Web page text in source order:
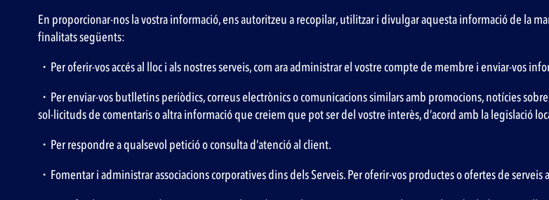
En proporcionar-nos la vostra informació, ens autoritzeu a recopilar, utilitzar i divulgar aquesta informació de la
finalitats següents:
・Per oferir-vos accés al lloc i als nostres serveis, com ara administrar el vostre compte de membre i enviar-vos
・Per enviar-vos butlletins periòdics, correus electrònics o comunicacions similars amb promocions, notícies
sol·licituds de comentaris o altra informació que creiem que pot ser del vostre interès, d’acord amb la legislació
・Per respondre a qualsevol petició o consulta d’atenció al client.
・Fomentar i administrar associacions corporatives dins dels Serveis. Per oferir-vos productes o ofertes de serveis